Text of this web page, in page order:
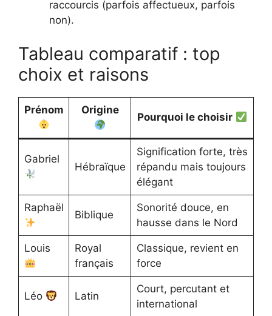
raccourcis (parfois affectueux, parfois
non).
Tableau comparatif : top
choix et raisons
Prénom Origine
Pourquoi le choisir
Gabriel
Hébraïque
Signification forte, très
répandu mais toujours
élégant
Raphaël
Biblique
Sonorité douce, en
hausse dans le Nord
Louis
Royal
français
Classique, revient en
force
Léo Latin
Court, percutant et
international